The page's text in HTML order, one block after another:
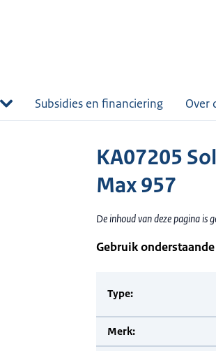
Subsidies en financiering Over
KA07205
Max 957
De inhoud van deze pagina is
Gebruik
Type:
Merk: